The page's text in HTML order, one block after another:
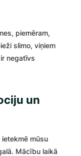
piemēram,
slimo, viņiem
negatīvs
un
mūsu
Mācību laikā